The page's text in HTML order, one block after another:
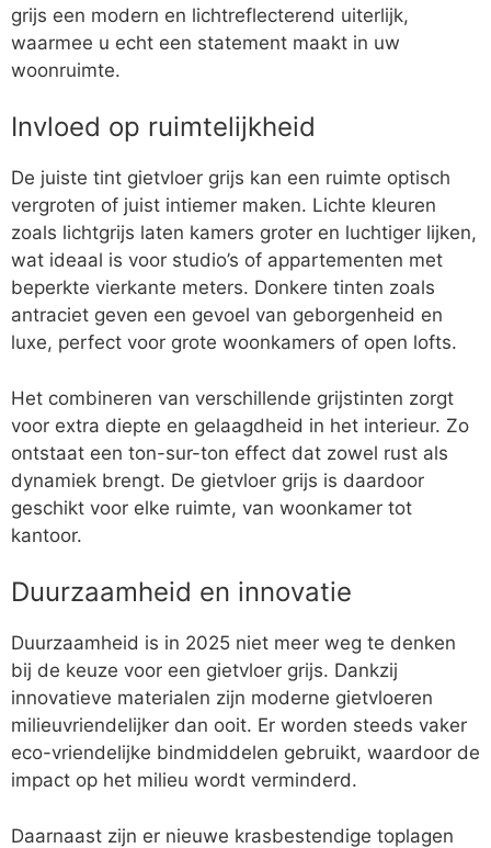
grijs een modern en lichtreflecterend uiterlijk,
waarmee u echt een statement maakt in uw
woonruimte.
Invloed op ruimtelijkheid
De juiste tint gietvloer grijs kan een ruimte optisch
vergroten of juist intiemer maken. Lichte kleuren
zoals lichtgrijs laten kamers groter en luchtiger lijken,
wat ideaal is voor studio’s of appartementen met
beperkte vierkante meters. Donkere tinten zoals
antraciet geven een gevoel van geborgenheid en
luxe, perfect voor grote woonkamers of open lofts.
Het combineren van verschillende grijstinten zorgt
voor extra diepte en gelaagdheid in het interieur. Zo
ontstaat een ton-sur-ton effect dat zowel rust als
dynamiek brengt. De gietvloer grijs is daardoor
geschikt voor elke ruimte, van woonkamer tot
kantoor.
Duurzaamheid en innovatie
Duurzaamheid is in 2025 niet meer weg te denken
bij de keuze voor een gietvloer grijs. Dankzij
innovatieve materialen zijn moderne gietvloeren
milieuvriendelijker dan ooit. Er worden steeds vaker
eco-vriendelijke bindmiddelen gebruikt, waardoor de
impact op het milieu wordt verminderd.
Daarnaast zijn er nieuwe krasbestendige toplagen